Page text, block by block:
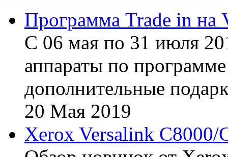
Программа Trade in на
С 06 мая по 31 июля
аппараты по
дополнительные
20 Мая 2019
Xerox Versalink C8000/